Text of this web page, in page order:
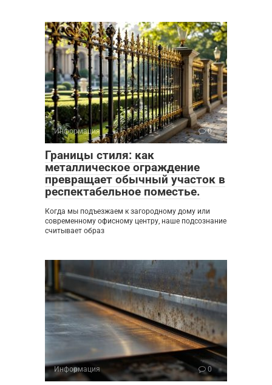
Информация 0
Границы стиля: как
металлическое ограждение
превращает обычный участок в
респектабельное поместье.
Когда мы подъезжаем к загородному дому или
современному офисному центру, наше подсознание
считывает образ
Информация 0